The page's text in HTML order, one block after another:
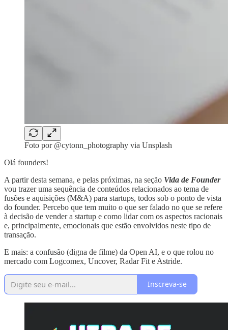
Foto por @cytonn_photography via Unsplash
Olá founders!
A partir desta semana, e pelas próximas, na seção Vida de Founder
vou trazer uma sequência de conteúdos relacionados ao tema de
fusões e aquisições (M&A) para startups, todos sob o ponto de vista
do founder. Percebo que tem muito o que ser falado no que se refere
à decisão de vender a startup e como lidar com os aspectos racionais
e, principalmente, emocionais que estão envolvidos neste tipo de
transação.
E mais: a confusão (digna de filme) da Open AI, e o que rolou no
mercado com Logcomex, Uncover, Radar Fit e Astride.
Inscreva-se